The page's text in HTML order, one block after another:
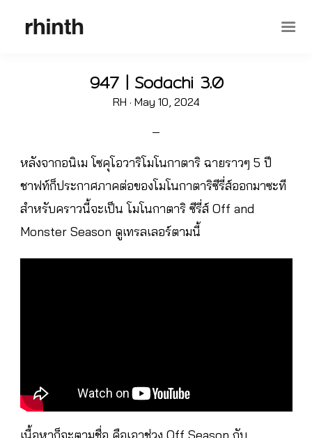
947 | Sodachi 3.0
RH · Posted
May 10, 2024
หลังจากอนิเม โซคุโอวาริโมโนกาตาริ ฉายราวๆ 5 ปี
ชาฟท์ก็ประกาศภาคต่อของโมโนกาตาริซีรี่ส์ออกมาซะที
สำหรับคราวนี้จะเป็น โมโนกาตาริ ซีรี่ส์ Off and
Monster Season ดูเทรลเลอร์ตามนี้
เนื้อหาก็จะตามชื่อ คือเอาช่วง Off Season กับ